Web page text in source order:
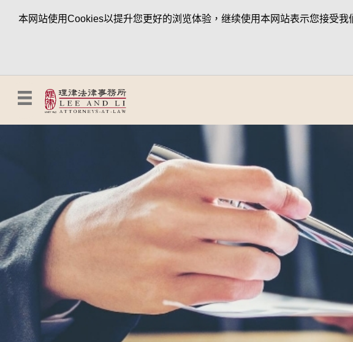
本网站使用Cookies以提升您更好的浏览体验，继续使用本网站表示您接受